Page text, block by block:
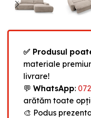
✅ Produsul
materiale
livrare!
💬 WhatsApp:
arătăm toate
🎨 Podus